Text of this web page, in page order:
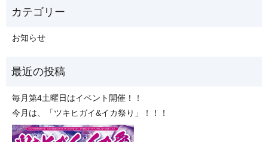
お知らせ
毎月第4土曜日はイベント開催！！
今月は、「ツキヒガイ&イカ祭り」！！！